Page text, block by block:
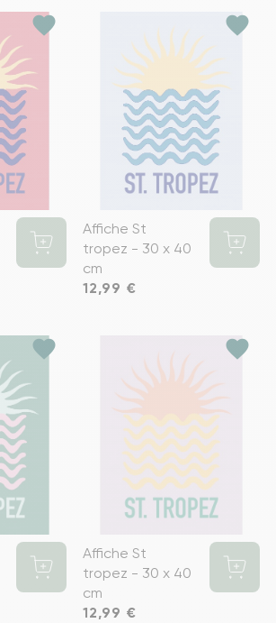
favorite favorite
Affiche St
tropez - 30 x 40
cm
Prix
12,99 €
favorite favorite
Affiche St
tropez - 30 x 40
cm
Prix
12,99 €